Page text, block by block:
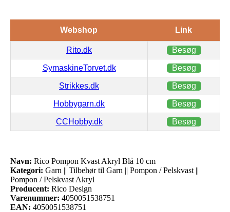
Webshop Link
Rito.dk Besøg
SymaskineTorvet.dk Besøg
Strikkes.dk Besøg
Hobbygarn.dk Besøg
CCHobby.dk Besøg
Navn: Rico Pompon Kvast Akryl Blå 10 cm
Kategori: Garn || Tilbehør til Garn || Pompon / Pelskvast ||
Pompon / Pelskvast Akryl
Producent: Rico Design
Varenummer: 4050051538751
EAN: 4050051538751